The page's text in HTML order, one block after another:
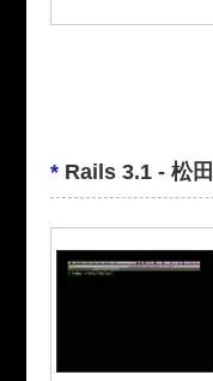
* Rails 3.1 - 松